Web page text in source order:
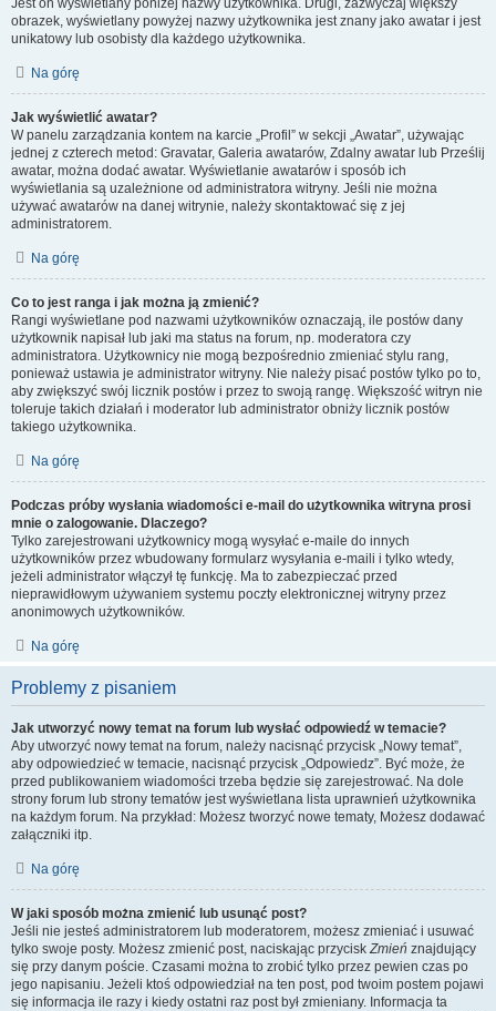
Jest on wyświetlany poniżej nazwy użytkownika. Drugi, zazwyczaj większy
obrazek, wyświetlany powyżej nazwy użytkownika jest znany jako awatar i jest
unikatowy lub osobisty dla każdego użytkownika.
Na górę
Jak wyświetlić awatar?
W panelu zarządzania kontem na karcie „Profil” w sekcji „Awatar”, używając
jednej z czterech metod: Gravatar, Galeria awatarów, Zdalny awatar lub Prześlij
awatar, można dodać awatar. Wyświetlanie awatarów i sposób ich
wyświetlania są uzależnione od administratora witryny. Jeśli nie można
używać awatarów na danej witrynie, należy skontaktować się z jej
administratorem.
Na górę
Co to jest ranga i jak można ją zmienić?
Rangi wyświetlane pod nazwami użytkowników oznaczają, ile postów dany
użytkownik napisał lub jaki ma status na forum, np. moderatora czy
administratora. Użytkownicy nie mogą bezpośrednio zmieniać stylu rang,
ponieważ ustawia je administrator witryny. Nie należy pisać postów tylko po to,
aby zwiększyć swój licznik postów i przez to swoją rangę. Większość witryn nie
toleruje takich działań i moderator lub administrator obniży licznik postów
takiego użytkownika.
Na górę
Podczas próby wysłania wiadomości e-mail do użytkownika witryna prosi
mnie o zalogowanie. Dlaczego?
Tylko zarejestrowani użytkownicy mogą wysyłać e-maile do innych
użytkowników przez wbudowany formularz wysyłania e-maili i tylko wtedy,
jeżeli administrator włączył tę funkcję. Ma to zabezpieczać przed
nieprawidłowym używaniem systemu poczty elektronicznej witryny przez
anonimowych użytkowników.
Na górę
Problemy z pisaniem
Jak utworzyć nowy temat na forum lub wysłać odpowiedź w temacie?
Aby utworzyć nowy temat na forum, należy nacisnąć przycisk „Nowy temat”,
aby odpowiedzieć w temacie, nacisnąć przycisk „Odpowiedz”. Być może, że
przed publikowaniem wiadomości trzeba będzie się zarejestrować. Na dole
strony forum lub strony tematów jest wyświetlana lista uprawnień użytkownika
na każdym forum. Na przykład: Możesz tworzyć nowe tematy, Możesz dodawać
załączniki itp.
Na górę
W jaki sposób można zmienić lub usunąć post?
Jeśli nie jesteś administratorem lub moderatorem, możesz zmieniać i usuwać
tylko swoje posty. Możesz zmienić post, naciskając przyciskZmień znajdujący
się przy danym poście. Czasami można to zrobić tylko przez pewien czas po
jego napisaniu. Jeżeli ktoś odpowiedział na ten post, pod twoim postem pojawi
się informacja ile razy i kiedy ostatni raz post był zmieniany. Informacja ta